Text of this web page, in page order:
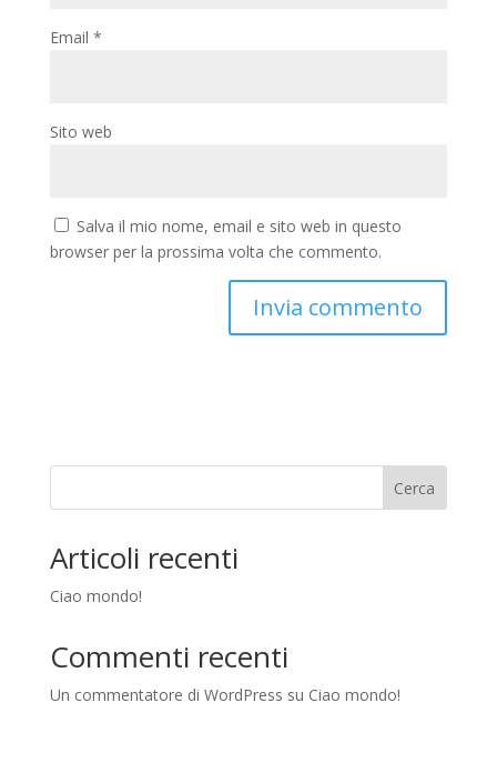
Email *
Sito web
Salva il mio nome, email e sito web in questo
browser per la prossima volta che commento.
Cerca
Articoli recenti
Ciao mondo!
Commenti recenti
Un commentatore di WordPress su Ciao mondo!